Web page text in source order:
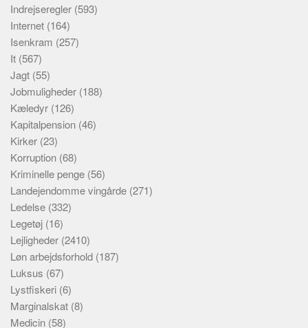
Indrejseregler (593)
Internet (164)
Isenkram (257)
It (567)
Jagt (55)
Jobmuligheder (188)
Kæledyr (126)
Kapitalpension (46)
Kirker (23)
Korruption (68)
Kriminelle penge (56)
Landejendomme vingårde (271)
Ledelse (332)
Legetøj (16)
Lejligheder (2410)
Løn arbejdsforhold (187)
Luksus (67)
Lystfiskeri (6)
Marginalskat (8)
Medicin (58)